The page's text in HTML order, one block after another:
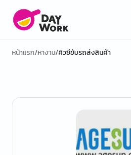
หน้าแรก/หางาน/คิวซีขับรถส่งสินค้า